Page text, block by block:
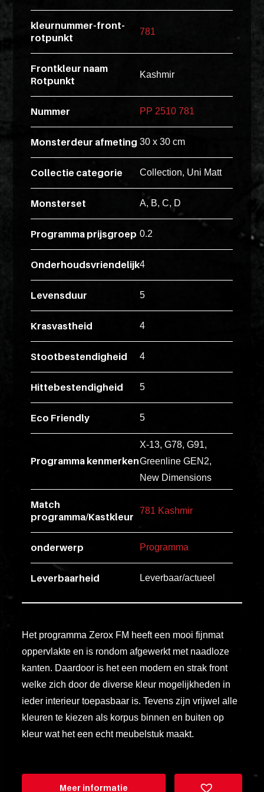
kleurnummer-front-
rotpunkt
781
Frontkleur naam
Rotpunkt
Kashmir
Nummer PP 2510 781
Monsterdeur afmeting 30 x 30 cm
Collectie categorie Collection, Uni Matt
Monsterset A, B, C, D
Programma prijsgroep 0.2
Onderhoudsvriendelijk4
Levensduur 5
Krasvastheid 4
Stootbestendigheid 4
Hittebestendigheid 5
Eco Friendly 5
Programma kenmerken
X-13, G78, G91,
Greenline GEN2,
New Dimensions
Match
programma/Kastkleur
781 Kashmir
onderwerp Programma
Leverbaarheid Leverbaar/actueel
Het programma Zerox FM heeft een mooi fijnmat
oppervlakte en is rondom afgewerkt met naadloze
kanten. Daardoor is het een modern en strak front
welke zich door de diverse kleur mogelijkheden in
ieder interieur toepasbaar is. Tevens zijn vrijwel alle
kleuren te kiezen als korpus binnen en buiten op
kleur wat het een echt meubelstuk maakt.
Meer informatie
elit.
Veniam
cum
vero
dolore
tenetur
quidem
optio
esse
Title
dolor
sit
amet